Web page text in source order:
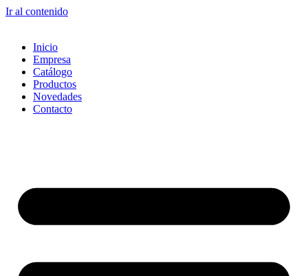
Ir al contenido
Inicio
Empresa
Catálogo
Productos
Novedades
Contacto